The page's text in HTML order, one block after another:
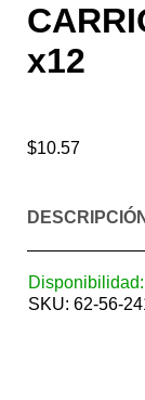
x12
$10.57
DESCRIPCIÓN
Disponibilidad:
SKU: 62-56-